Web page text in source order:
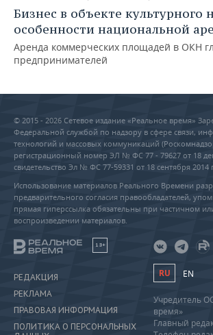
Бизнес в объекте культурного
особенности национальной
Аренда коммерческих площадей в ОКН
предпринимателей
© 2015 - 2026 Сетевое издание «Реальное время»
Федеральной службой по надзору в сфере связи,
технологий и массовых коммуникаций
регистрационный номер ЭЛ № ФС 77 - 79627 от 18
свидетельство Эл № ФС 77-59331 от 18 сентября 2014
Использование материалов Реального Времени
предварительного согласия правообладателей,
прямая гиперссылка обязательны при частичном
воспроизведении материалов.
18+
РЕДАКЦИЯ
РЕКЛАМА
ПРАВОВАЯ ИНФОРМАЦИЯ
ПОЛИТИКА О ПЕРСОНАЛЬНЫХ
RU EN
Учредитель
время»
Главный